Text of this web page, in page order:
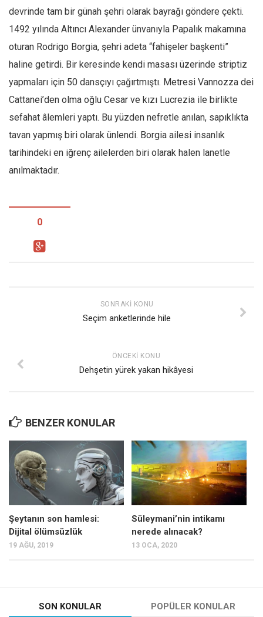
devrinde tam bir günah şehri olarak bayrağı göndere çekti.
1492 yılında Altıncı Alexander ünvanıyla Papalık makamına
oturan Rodrigo Borgia, şehri adeta “fahişeler başkenti”
haline getirdi. Bir keresinde kendi masası üzerinde striptiz
yapmaları için 50 dansçıyı çağırtmıştı. Metresi Vannozza dei
Cattanei’den olma oğlu Cesar ve kızı Lucrezia ile birlikte
sefahat âlemleri yaptı. Bu yüzden nefretle anılan, sapıklıkta
tavan yapmış biri olarak ünlendi. Borgia ailesi insanlık
tarihindeki en iğrenç ailelerden biri olarak halen lanetle
anılmaktadır.
0
SONRAKI KONU
Seçim anketlerinde hile
ÖNCEKI KONU
Dehşetin yürek yakan hikâyesi
BENZER KONULAR
Şeytanın son hamlesi:
Dijital ölümsüzlük
19 AĞU, 2019
Süleymani’nin intikamı
nerede alınacak?
13 OCA, 2020
SON KONULAR POPÜLER KONULAR